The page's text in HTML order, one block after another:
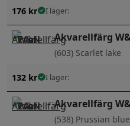
176 kr I lager:
Akvarellfärg
(603) Scarlet lake
132 kr I lager:
Akvarellfärg
(538) Prussian blue